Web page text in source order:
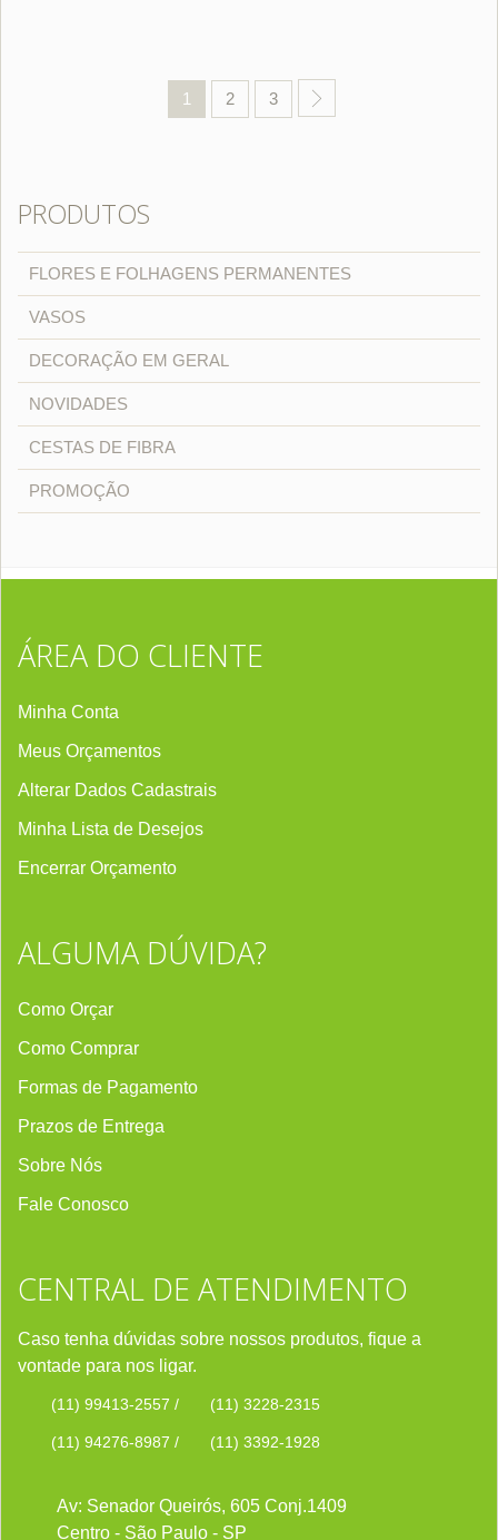
1 2 3
PRODUTOS
FLORES E FOLHAGENS PERMANENTES
VASOS
DECORAÇÃO EM GERAL
NOVIDADES
CESTAS DE FIBRA
PROMOÇÃO
ÁREA DO CLIENTE
Minha Conta
Meus Orçamentos
Alterar Dados Cadastrais
Minha Lista de Desejos
Encerrar Orçamento
ALGUMA DÚVIDA?
Como Orçar
Como Comprar
Formas de Pagamento
Prazos de Entrega
Sobre Nós
Fale Conosco
CENTRAL DE ATENDIMENTO
Caso tenha dúvidas sobre nossos produtos, fique a
vontade para nos ligar.
(11) 99413-2557 / (11) 3228-2315
(11) 94276-8987 / (11) 3392-1928
Av: Senador Queirós, 605 Conj.1409
Centro - São Paulo - SP